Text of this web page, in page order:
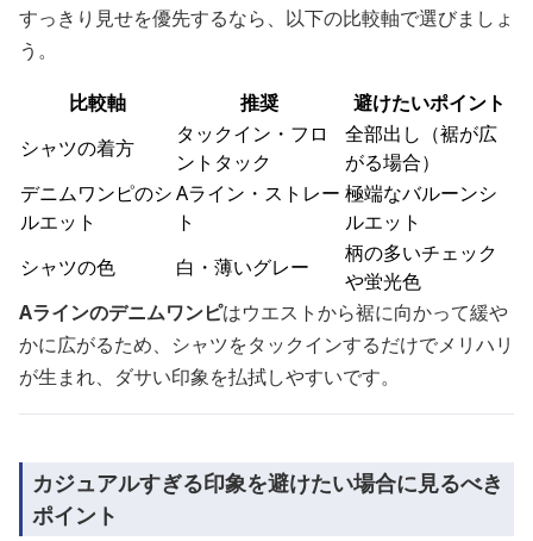
すっきり見せを優先するなら、以下の比較軸で選びましょ
う。
比較軸
推奨
避けたいポイント
シャツの着方
タックイン・フロ
ントタック
全部出し（裾が広
がる場合）
デニムワンピのシ
ルエット
Aライン・ストレー
ト
極端なバルーンシ
ルエット
シャツの色
白・薄いグレー
柄の多いチェック
や蛍光色
Aラインのデニムワンピはウエストから裾に向かって緩や
かに広がるため、シャツをタックインするだけでメリハリ
が生まれ、ダサい印象を払拭しやすいです。
カジュアルすぎる印象を避けたい場合に見るべき
ポイント